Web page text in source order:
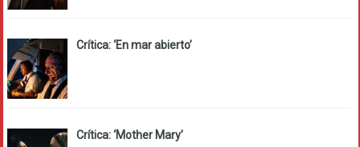
Crítica: ‘En mar abierto’
Crítica: ‘Mother Mary’